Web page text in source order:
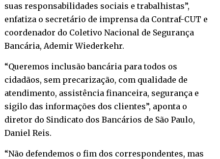
suas responsabilidades sociais e trabalhistas”,
enfatiza o secretário de imprensa da Contraf-CUT e
coordenador do Coletivo Nacional de Segurança
Bancária, Ademir Wiederkehr.
“Queremos inclusão bancária para todos os
cidadãos, sem precarização, com qualidade de
atendimento, assistência financeira, segurança e
sigilo das informações dos clientes”, aponta o
diretor do Sindicato dos Bancários de São Paulo,
Daniel Reis.
“Não defendemos o fim dos correspondentes, mas